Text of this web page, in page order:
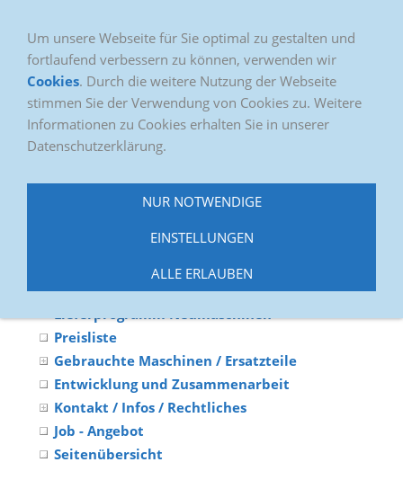
Navigation einblenden
Lieferprogramm Neumaschinen
Preisliste
Gebrauchte Maschinen / Ersatzteile
Entwicklung und Zusammenarbeit
Kontakt / Infos / Rechtliches
Job - Angebot
Seitenübersicht
Um unsere Webseite für Sie optimal zu gestalten und
fortlaufend verbessern zu können, verwenden wir
Cookies. Durch die weitere Nutzung der Webseite
stimmen Sie der Verwendung von Cookies zu. Weitere
Informationen zu Cookies erhalten Sie in unserer
Datenschutzerklärung.
NUR NOTWENDIGE
EINSTELLUNGEN
ALLE ERLAUBEN